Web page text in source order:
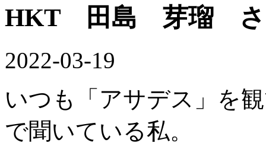
HKT 田島 芽瑠 さ
2022-03-19
いつも「アサデス」を
で聞いている私。